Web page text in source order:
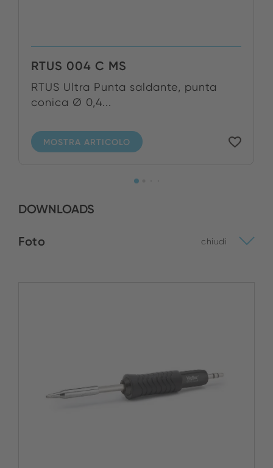
RTUS 004 C MS
RTUS Ultra Punta saldante, punta
conica Ø 0,4...
MOSTRA ARTICOLO
DOWNLOADS
Foto chiudi